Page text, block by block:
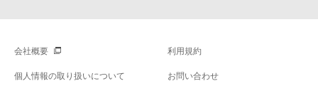
会社概要 利用規約
個人情報の取り扱いについて お問い合わせ